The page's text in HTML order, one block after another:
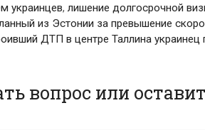
украинцев, лишение долгосрочной
из Эстонии за превышение
ДТП в центре Таллина
вопрос или